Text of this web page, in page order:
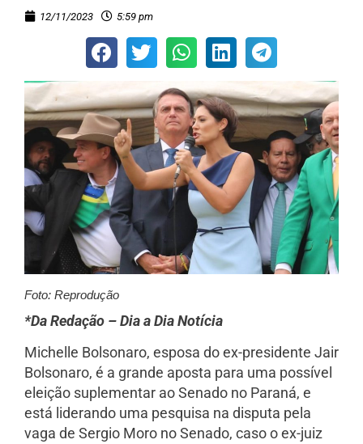
12/11/2023 5:59 pm
Foto: Reprodução
*Da Redação – Dia a Dia Notícia
Michelle Bolsonaro, esposa do ex-presidente Jair
Bolsonaro, é a grande aposta para uma possível
eleição suplementar ao Senado no Paraná, e
está liderando uma pesquisa na disputa pela
vaga de Sergio Moro no Senado, caso o ex-juiz